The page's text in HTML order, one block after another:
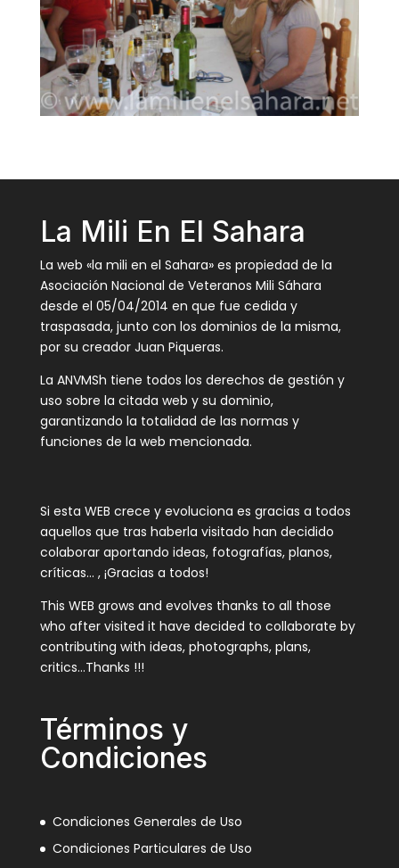
La Mili En El Sahara
La web «la mili en el Sahara» es propiedad de la
Asociación Nacional de Veteranos Mili Sáhara
desde el 05/04/2014 en que fue cedida y
traspasada, junto con los dominios de la misma,
por su creador Juan Piqueras.
La ANVMSh tiene todos los derechos de gestión y
uso sobre la citada web y su dominio,
garantizando la totalidad de las normas y
funciones de la web mencionada.
Si esta WEB crece y evoluciona es gracias a todos
aquellos que tras haberla visitado han decidido
colaborar aportando ideas, fotografías, planos,
críticas… , ¡Gracias a todos!
This WEB grows and evolves thanks to all those
who after visited it have decided to collaborate by
contributing with ideas, photographs, plans,
critics…Thanks !!!
Términos y
Condiciones
Condiciones Generales de Uso
Condiciones Particulares de Uso